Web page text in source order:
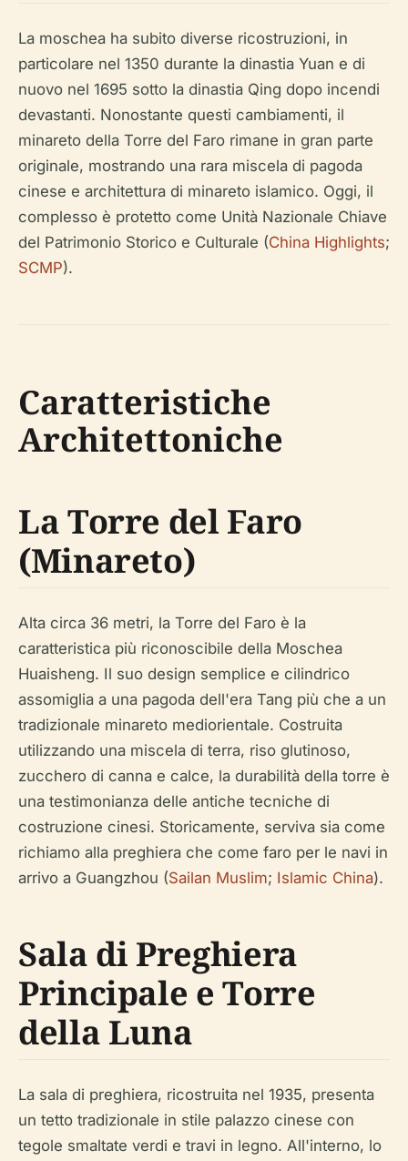
La moschea ha subito diverse ricostruzioni, in
particolare nel 1350 durante la dinastia Yuan e di
nuovo nel 1695 sotto la dinastia Qing dopo incendi
devastanti. Nonostante questi cambiamenti, il
minareto della Torre del Faro rimane in gran parte
originale, mostrando una rara miscela di pagoda
cinese e architettura di minareto islamico. Oggi, il
complesso è protetto come Unità Nazionale Chiave
del Patrimonio Storico e Culturale (China Highlights;
SCMP).
Caratteristiche
Architettoniche
La Torre del Faro
(Minareto)
Alta circa 36 metri, la Torre del Faro è la
caratteristica più riconoscibile della Moschea
Huaisheng. Il suo design semplice e cilindrico
assomiglia a una pagoda dell'era Tang più che a un
tradizionale minareto mediorientale. Costruita
utilizzando una miscela di terra, riso glutinoso,
zucchero di canna e calce, la durabilità della torre è
una testimonianza delle antiche tecniche di
costruzione cinesi. Storicamente, serviva sia come
richiamo alla preghiera che come faro per le navi in
arrivo a Guangzhou (Sailan Muslim; Islamic China).
Sala di Preghiera
Principale e Torre
della Luna
La sala di preghiera, ricostruita nel 1935, presenta
un tetto tradizionale in stile palazzo cinese con
tegole smaltate verdi e travi in legno. All'interno, lo